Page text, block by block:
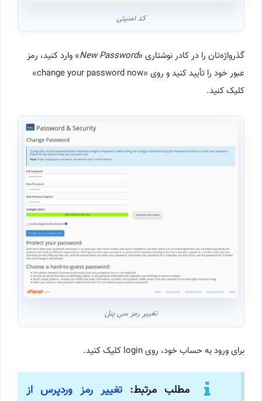
کد امنیتی
گذرواژه‌تان را در کادر نوشتاری «New Password» وارد کنید، رمز
عبور خود را تأیید کنید و روی «change your password now»
کلیک کنید.
تغییر رمز سی پنل
برای ورود به حساب خود، روی login کلیک کنید.
مطلب مرتبط: تغییر رمز وردپرس از